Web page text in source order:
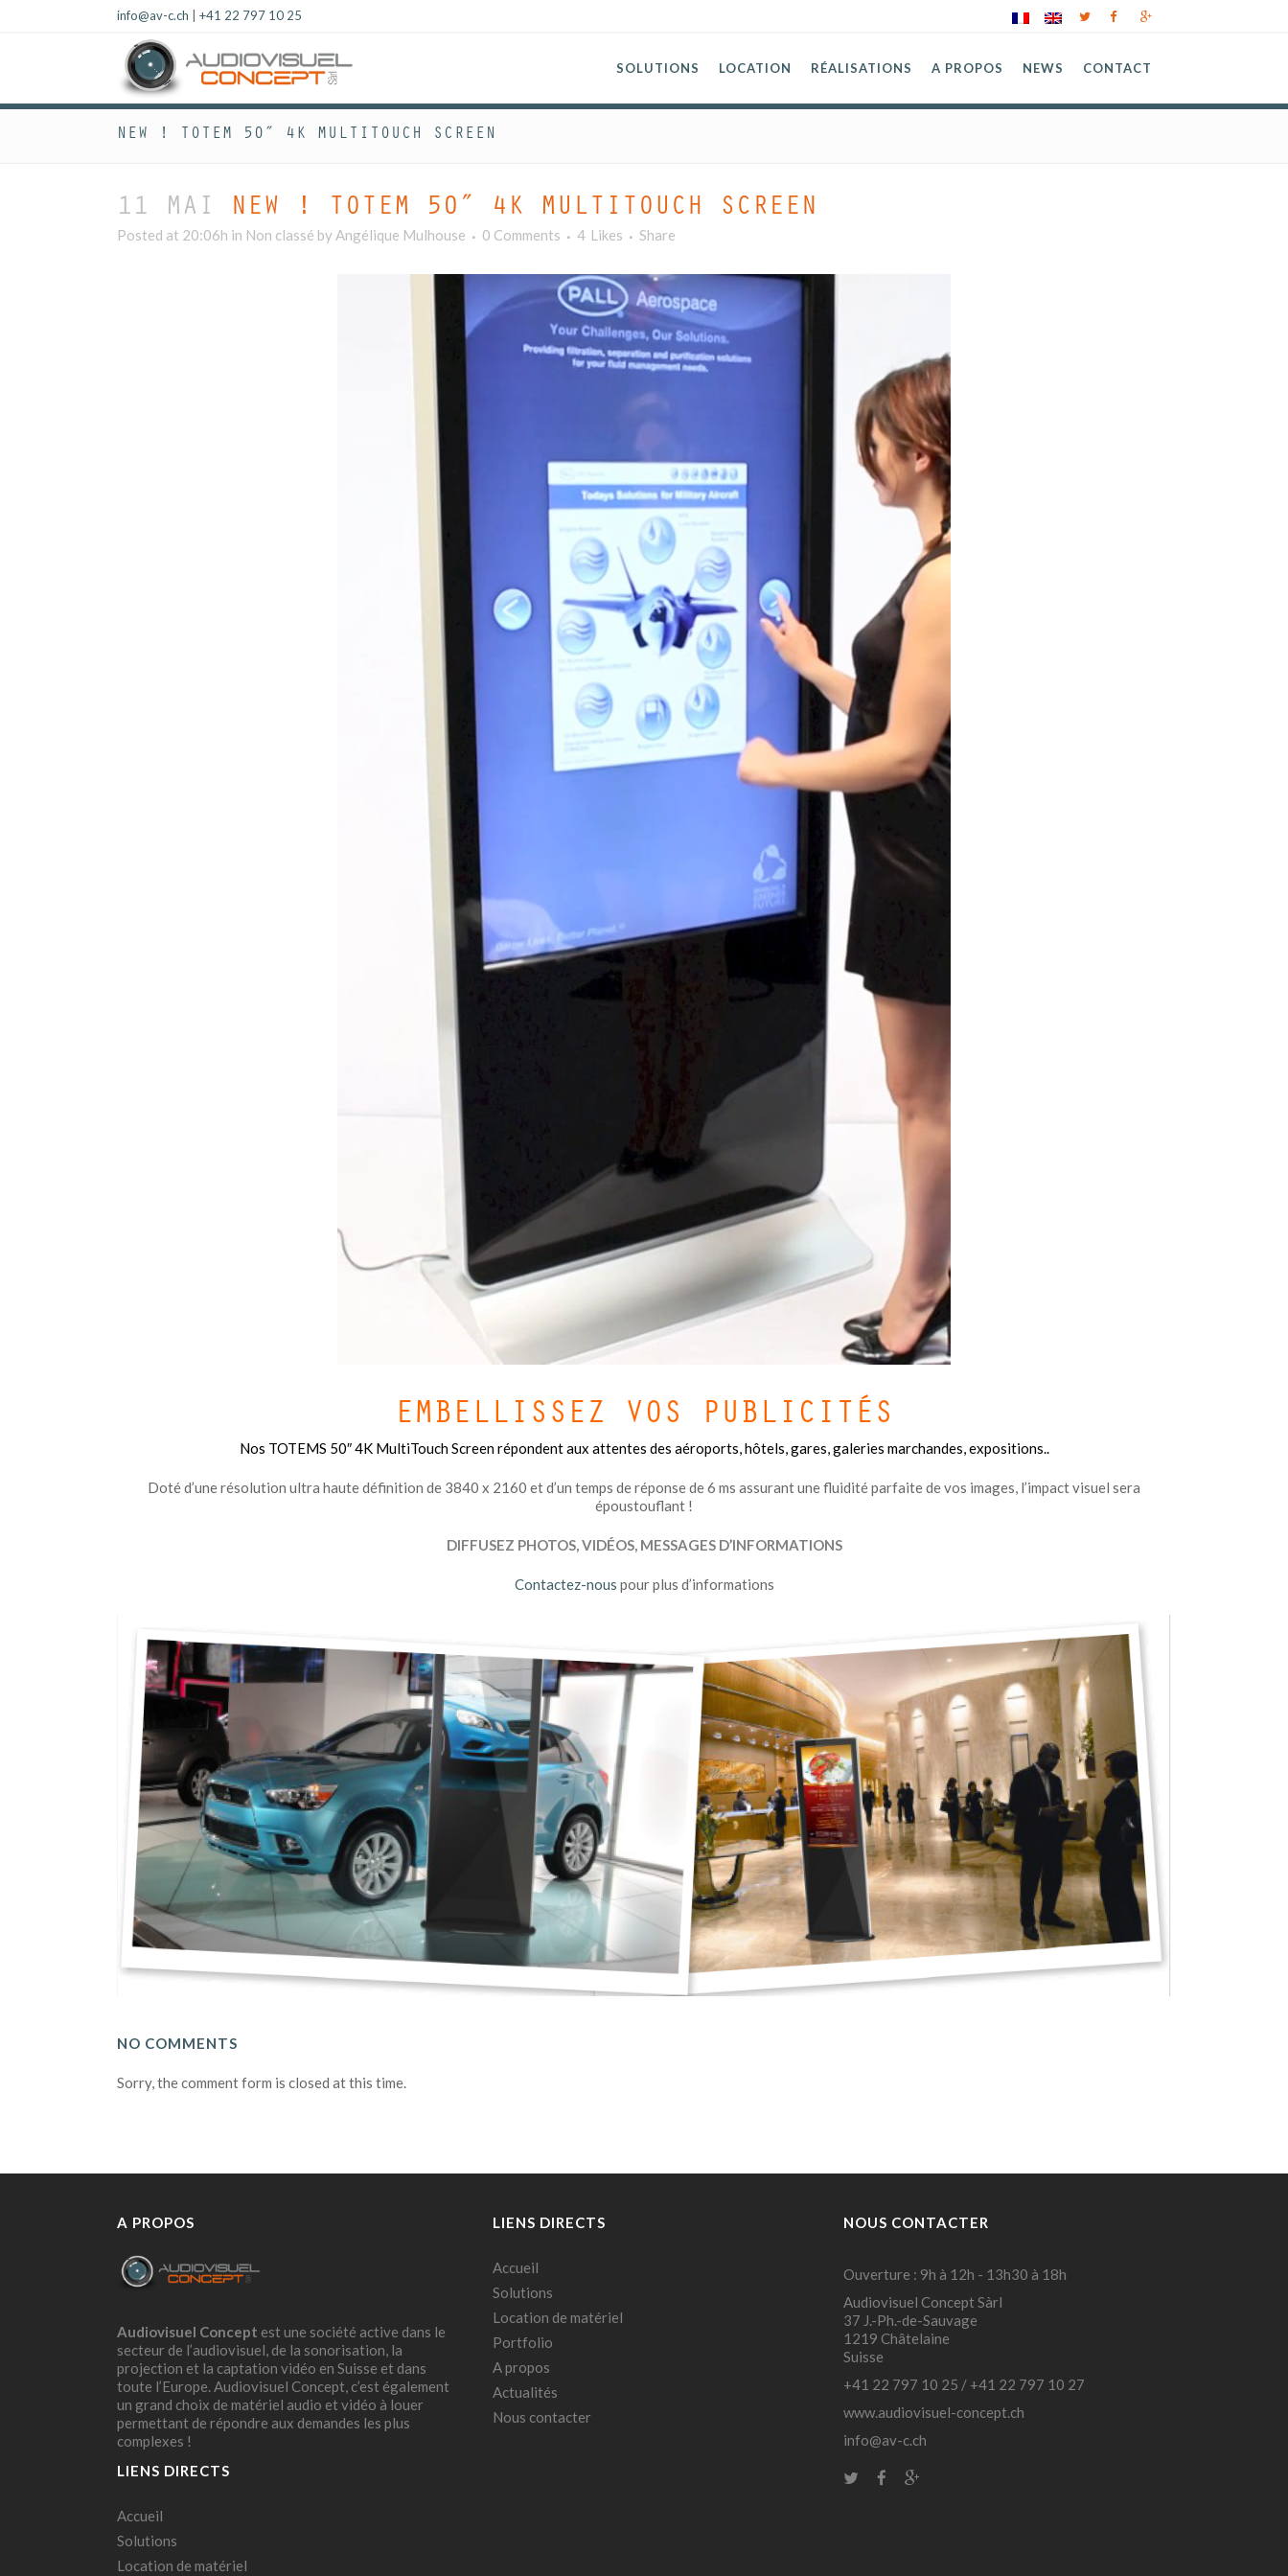
info@av-c.ch +41 22 797 10 25
SOLUTIONS LOCATION RÉALISATIONS A PROPOS NEWS CONTACT
NEW ! TOTEM 50″ 4K MULTITOUCH SCREEN
11 MAI NEW ! TOTEM 50″ 4K MULTITOUCH SCREEN
Posted at 20:06h in Non classé by Angélique Mulhouse 0 Comments 4 Likes Share
EMBELLISSEZ VOS PUBLICITÉS
Nos TOTEMS 50″ 4K MultiTouch Screen répondent aux attentes des aéroports, hôtels, gares, galeries marchandes, expositions..
Doté d’une résolution ultra haute définition de 3840 x 2160 et d’un temps de réponse de 6 ms assurant une fluidité parfaite de vos images, l’impact visuel sera
époustouflant !
DIFFUSEZ PHOTOS, VIDÉOS, MESSAGES D’INFORMATIONS
Contactez-nous pour plus d’informations
NO COMMENTS
Sorry, the comment form is closed at this time.
A PROPOS
Audiovisuel Concept est une société active dans le
secteur de l’audiovisuel, de la sonorisation, la
projection et la captation vidéo en Suisse et dans
toute l’Europe. Audiovisuel Concept, c’est également
un grand choix de matériel audio et vidéo à louer
permettant de répondre aux demandes les plus
complexes !
LIENS DIRECTS
Accueil
Solutions
Location de matériel
LIENS DIRECTS
Accueil
Solutions
Location de matériel
Portfolio
A propos
Actualités
Nous contacter
NOUS CONTACTER
Ouverture : 9h à 12h - 13h30 à 18h
Audiovisuel Concept Sàrl
37 J.-Ph.-de-Sauvage
1219 Châtelaine
Suisse
+41 22 797 10 25 / +41 22 797 10 27
www.audiovisuel-concept.ch
info@av-c.ch